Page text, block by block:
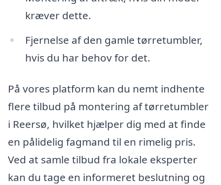
kræver dette.
Fjernelse af den gamle tørretumbler,
hvis du har behov for det.
På vores platform kan du nemt indhente
flere tilbud på montering af tørretumbler
i Reersø, hvilket hjælper dig med at finde
en pålidelig fagmand til en rimelig pris.
Ved at samle tilbud fra lokale eksperter
kan du tage en informeret beslutning og